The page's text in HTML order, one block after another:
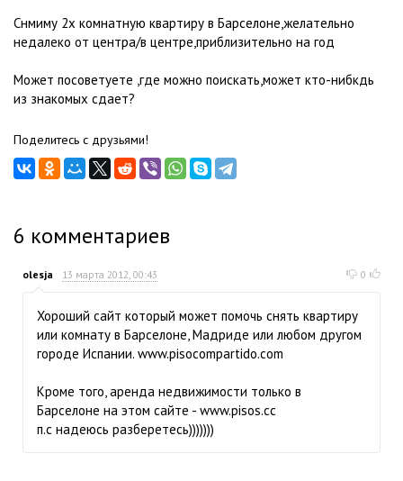
Снмиму 2х комнатную квартиру в Барселоне,желательно
недалеко от центра/в центре,приблизительно на год
Может посоветуете ,где можно поискать,может кто-нибкдь
из знакомых сдает?
Поделитесь с друзьями!
6 комментариев
olesja 13 марта 2012, 00:43 0
Хороший сайт который может помочь снять квартиру
или комнату в Барселоне, Мадриде или любом другом
городе Испании. www.pisocompartido.com
Кроме того, аренда недвижимости только в
Барселоне на этом сайте - www.pisos.cc
п.с надеюсь разберетесь)))))))